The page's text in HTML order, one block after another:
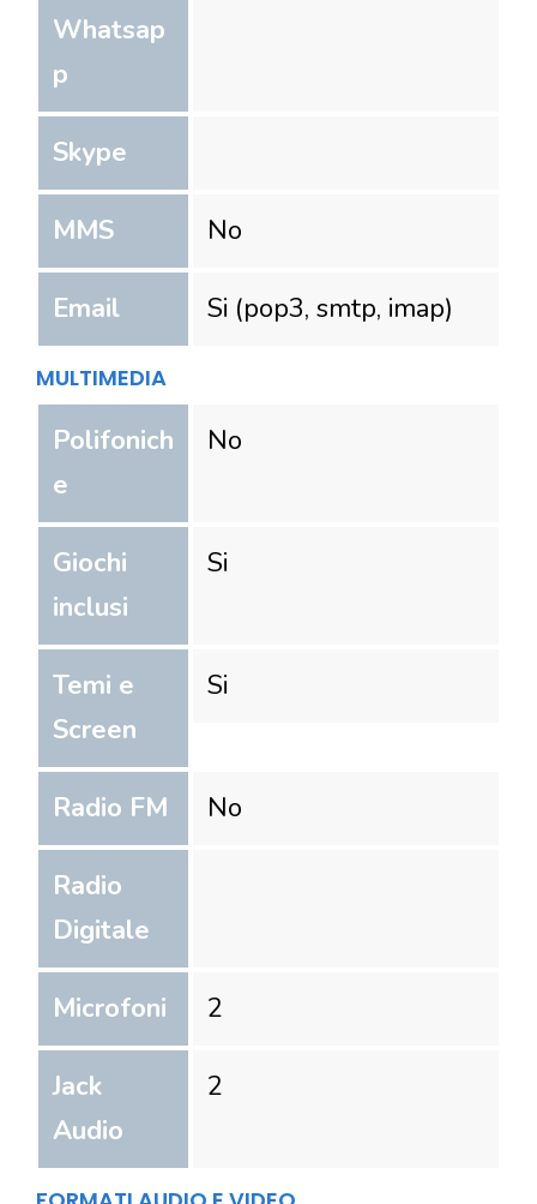
Whatsap
p
Skype
MMS No
Email Si (pop3, smtp, imap)
MULTIMEDIA
Polifonich
e
No
Giochi
inclusi
Si
Temi e
Screen
Si
Radio FM No
Radio
Digitale
Microfoni 2
Jack
Audio
2